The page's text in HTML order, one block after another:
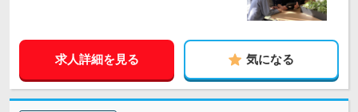
求人詳細を見る 気になる